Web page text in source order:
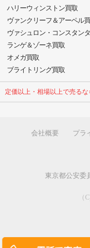
定価以上・相場以上で売る
ハリーウィンストン買取
ヴァンクリーフ＆アーペル
ヴァシュロン・コンスタン
ランゲ＆ゾーネ買取
オメガ買取
ブライトリング買取
会社概要 プラ
東京都公安委
（